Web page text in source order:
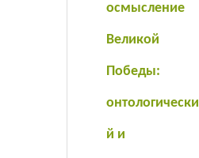
осмысление
Великой
Победы:
онтологически
й и